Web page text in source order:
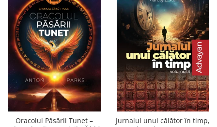
Oracolul Păsării Tunet –
Jurnalul unui călător în timp,